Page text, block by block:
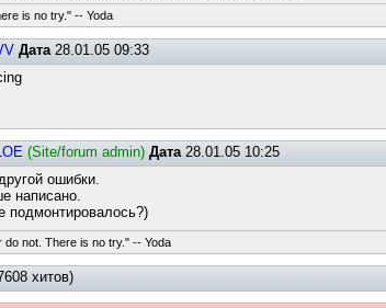
is no try." -- Yoda
Дата28.01.05 09:33
(Site/forum admin) Дата28.01.05 10:25
ошибки.
написано.
подмонтировалось?)
not. There is no try." -- Yoda
хитов)